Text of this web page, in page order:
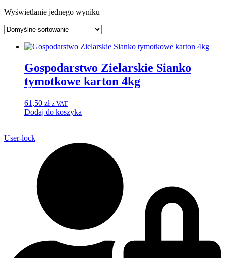
Wyświetlanie jednego wyniku
Gospodarstwo Zielarskie Sianko
tymotkowe karton 4kg
61,50 zł z VAT
Dodaj do koszyka
User-lock